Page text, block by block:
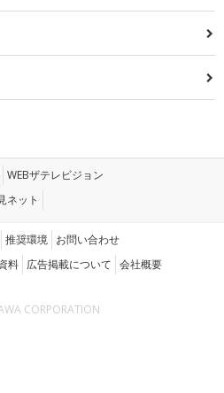
WEBザテレビジョン
ネット
推奨環境 お問い合わせ
料 広告掲載について 会社概要
CORPORATION